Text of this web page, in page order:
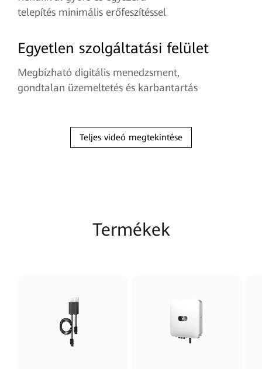
telepítés minimális erőfeszítéssel
Egyetlen szolgáltatási felület
Megbízható digitális menedzsment,
gondtalan üzemeltetés és karbantartás
Teljes videó megtekintése
Termékek